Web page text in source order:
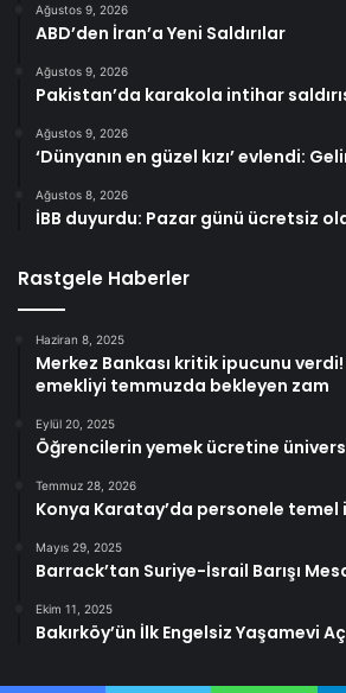
Ağustos 9, 2026
ABD’den İran’a Yeni Saldırılar
Ağustos 9, 2026
Pakistan’da karakola intihar
Ağustos 9, 2026
‘Dünyanın en güzel kızı’ evlendi:
Ağustos 8, 2026
İBB duyurdu: Pazar günü ücretsiz
Rastgele Haberler
Haziran 8, 2025
Merkez Bankası kritik ipucunu
emekliyi temmuzda bekleyen zam
Eylül 20, 2025
Öğrencilerin yemek ücretine
Temmuz 28, 2026
Konya Karatay’da personele temel
Mayıs 29, 2025
Barrack’tan Suriye-İsrail Barışı
Ekim 11, 2025
Bakırköy’ün İlk Engelsiz Yaşamevi